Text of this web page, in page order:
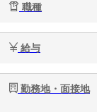
職種
給与
勤務地・面接地